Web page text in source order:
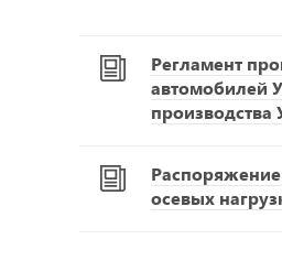
Регламент
автомобилей
производства
осевых